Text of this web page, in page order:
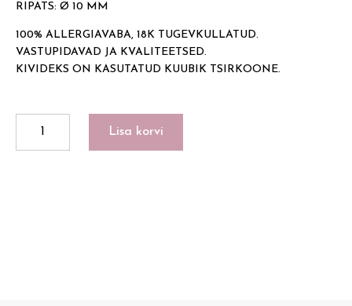
RIPATS: Ø 10 MM
100% ALLERGIAVABA, 18K TUGEVKULLATUD.
VASTUPIDAVAD JA KVALITEETSED.
KIVIDEKS ON KASUTATUD KUUBIK TSIRKOONE.
Lisa korvi